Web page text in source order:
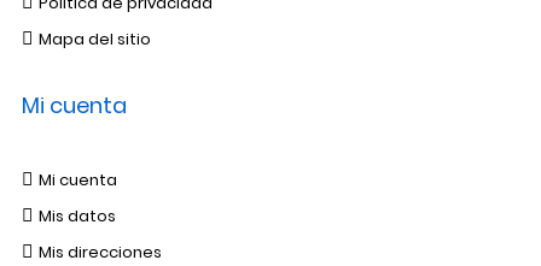
Mapa del sitio
Mi cuenta
Mi cuenta
Mis datos
Mis direcciones